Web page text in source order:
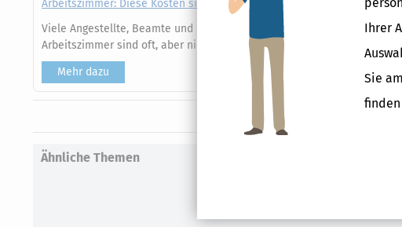
Ihrer
Sie
finden
Arbeitszimmer: Diese Kosten sind steuerlich absetzbar
Viele Angestellte, Beamte und Lehrer nutzen für ihre berufliche
Arbeitszimmer sind oft, aber nicht immer steuerlich absetzbar.
Mehr dazu
Ähnliche Themen